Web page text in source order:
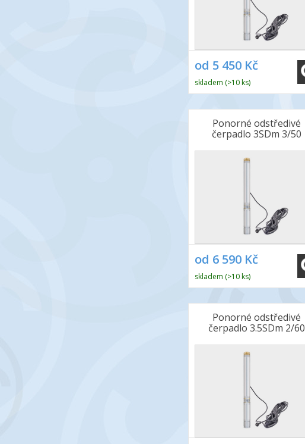
od 5 450 Kč
skladem (>10 ks)
Ponorné odstředivé
čerpadlo 3SDm 3/50
od 6 590 Kč
skladem (>10 ks)
Ponorné odstředivé
čerpadlo 3.5SDm 2/60